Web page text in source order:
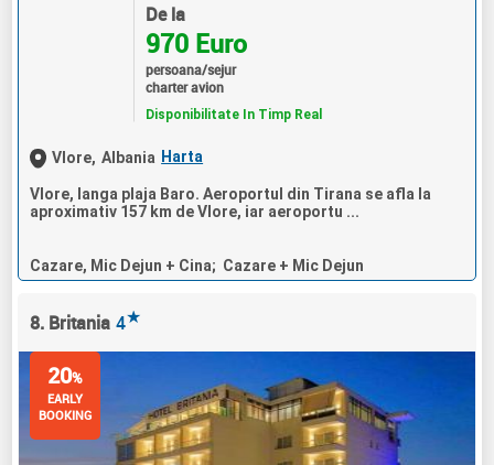
De la
970 Euro
persoana/sejur
charter avion
Disponibilitate In Timp Real
Vlore, Albania Harta
Vlore, langa plaja Baro. Aeroportul din Tirana se afla la
aproximativ 157 km de Vlore, iar aeroportu ...
Cazare, Mic Dejun + Cina; Cazare + Mic Dejun
8. Britania 4★
20%
EARLY
BOOKING